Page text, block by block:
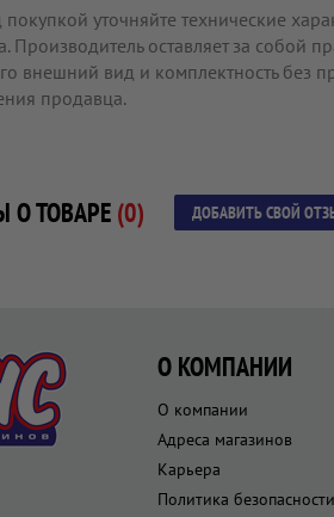
уточняйте технические
Производитель оставляет за собой
внешний вид и комплектность без
продавца.
О ТОВАРЕ (0) ДОБАВИТЬ СВОЙ
О КОМПАНИИ
О компании
Адреса магазинов
Карьера
Политика безопасности